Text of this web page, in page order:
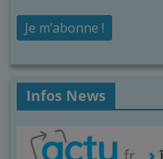
Infos News